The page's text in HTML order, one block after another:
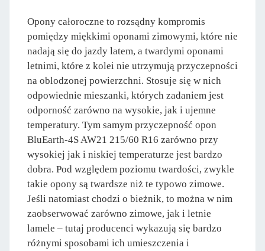
Opony całoroczne to rozsądny kompromis
pomiędzy miękkimi oponami zimowymi, które nie
nadają się do jazdy latem, a twardymi oponami
letnimi, które z kolei nie utrzymują przyczepności
na oblodzonej powierzchni. Stosuje się w nich
odpowiednie mieszanki, których zadaniem jest
odporność zarówno na wysokie, jak i ujemne
temperatury. Tym samym przyczepność opon
BluEarth-4S AW21 215/60 R16 zarówno przy
wysokiej jak i niskiej temperaturze jest bardzo
dobra. Pod względem poziomu twardości, zwykle
takie opony są twardsze niż te typowo zimowe.
Jeśli natomiast chodzi o bieżnik, to można w nim
zaobserwować zarówno zimowe, jak i letnie
lamele – tutaj producenci wykazują się bardzo
różnymi sposobami ich umieszczenia i